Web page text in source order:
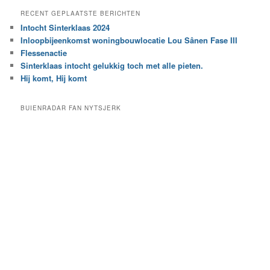
e
e
n
b
e
a
k
i
n
h
e
t
c
RECENT GEPLAATSTE BERICHTEN
Intocht Sinterklaas 2024
Inloopbijeenkomst woningbouwlocatie Lou Sânen Fase III
Flessenactie
Sinterklaas intocht gelukkig toch met alle pieten.
Hij komt, Hij komt
BUIENRADAR FAN NYTSJERK